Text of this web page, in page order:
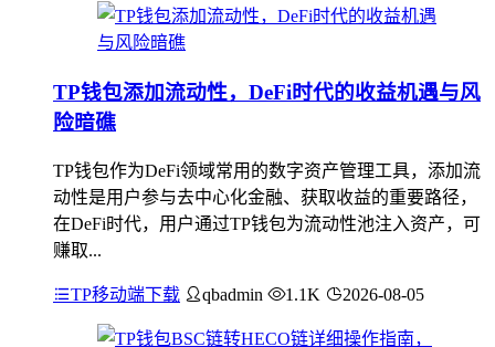
TP钱包添加流动性，DeFi时代的收益机遇与风
险暗礁
TP钱包作为DeFi领域常用的数字资产管理工具，添加流
动性是用户参与去中心化金融、获取收益的重要路径，
在DeFi时代，用户通过TP钱包为流动性池注入资产，可
赚取...
TP移动端下载 qbadmin 1.1K 2026-08-05